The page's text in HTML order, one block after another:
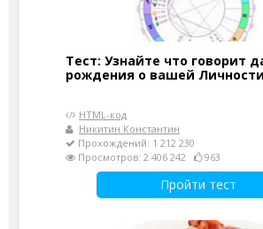
Тест: Узнайте что говорит
рождения о вашей Личности
HTML-код
Никитин Константин
Прохождений: 1 212 230
Просмотров: 2 406 242
963
Пройти тест